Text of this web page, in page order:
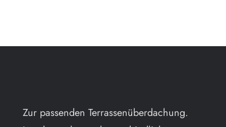
Zur passenden Terrassenüberdachung.